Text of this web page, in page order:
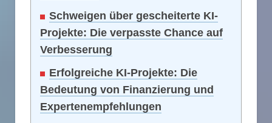
Schweigen über gescheiterte KI-
Projekte: Die verpasste Chance auf
Verbesserung
Erfolgreiche KI-Projekte: Die
Bedeutung von Finanzierung und
Expertenempfehlungen